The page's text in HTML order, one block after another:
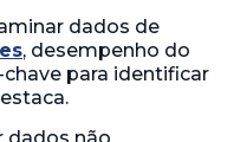
dados de
, desempenho do
para identificar